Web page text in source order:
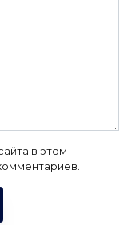
в этом